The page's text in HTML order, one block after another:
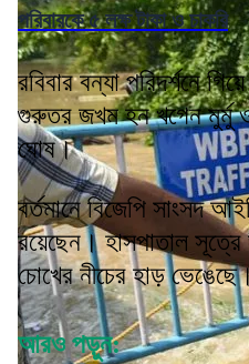
পরিবারকে ৫ লক্ষ টাকা ও চাকরি
রবিবার বন্যা পরিদর্শনে
গুরুতর জখম হন খগেন মুর্মু
ঘোষ।
বর্তমানে বিজেপি সাংসদ
রয়েছেন। হাসপাতাল সূত্রে
চোখের নীচের হাড়
আরও পড়ুন: